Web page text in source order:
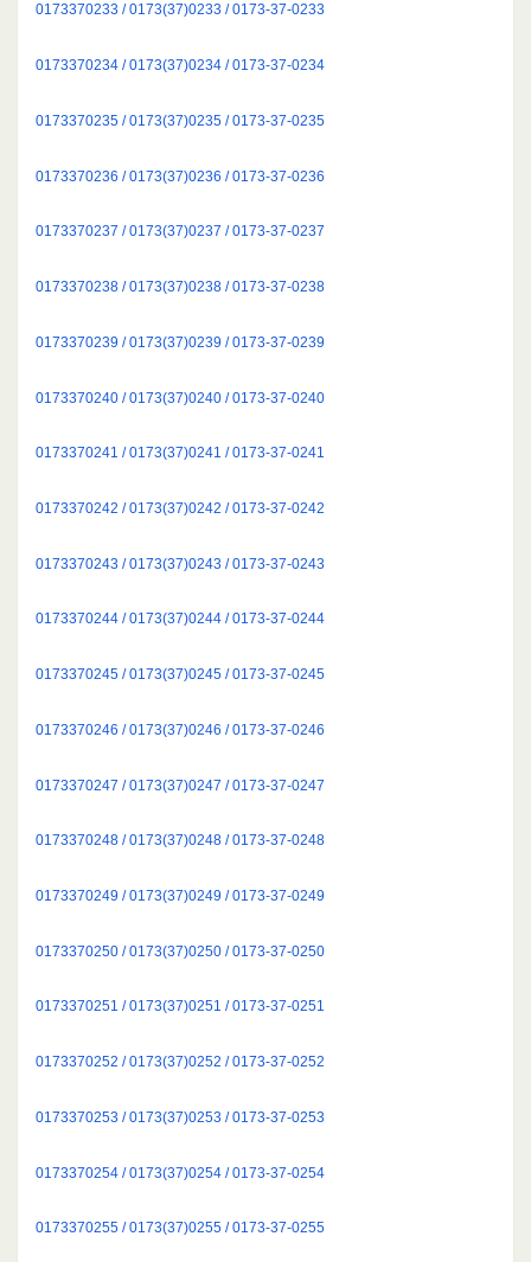
0173370233 / 0173(37)0233 / 0173-37-0233
0173370234 / 0173(37)0234 / 0173-37-0234
0173370235 / 0173(37)0235 / 0173-37-0235
0173370236 / 0173(37)0236 / 0173-37-0236
0173370237 / 0173(37)0237 / 0173-37-0237
0173370238 / 0173(37)0238 / 0173-37-0238
0173370239 / 0173(37)0239 / 0173-37-0239
0173370240 / 0173(37)0240 / 0173-37-0240
0173370241 / 0173(37)0241 / 0173-37-0241
0173370242 / 0173(37)0242 / 0173-37-0242
0173370243 / 0173(37)0243 / 0173-37-0243
0173370244 / 0173(37)0244 / 0173-37-0244
0173370245 / 0173(37)0245 / 0173-37-0245
0173370246 / 0173(37)0246 / 0173-37-0246
0173370247 / 0173(37)0247 / 0173-37-0247
0173370248 / 0173(37)0248 / 0173-37-0248
0173370249 / 0173(37)0249 / 0173-37-0249
0173370250 / 0173(37)0250 / 0173-37-0250
0173370251 / 0173(37)0251 / 0173-37-0251
0173370252 / 0173(37)0252 / 0173-37-0252
0173370253 / 0173(37)0253 / 0173-37-0253
0173370254 / 0173(37)0254 / 0173-37-0254
0173370255 / 0173(37)0255 / 0173-37-0255